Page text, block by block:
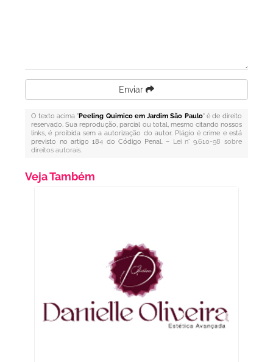
Enviar
O texto acima "Peeling Quimico em Jardim São Paulo" é de direito
reservado. Sua reprodução, parcial ou total, mesmo citando nossos
links, é proibida sem a autorização do autor. Plágio é crime e está
previsto no artigo 184 do Código Penal. – Lei n° 9.610-98 sobre
direitos autorais.
Veja Também